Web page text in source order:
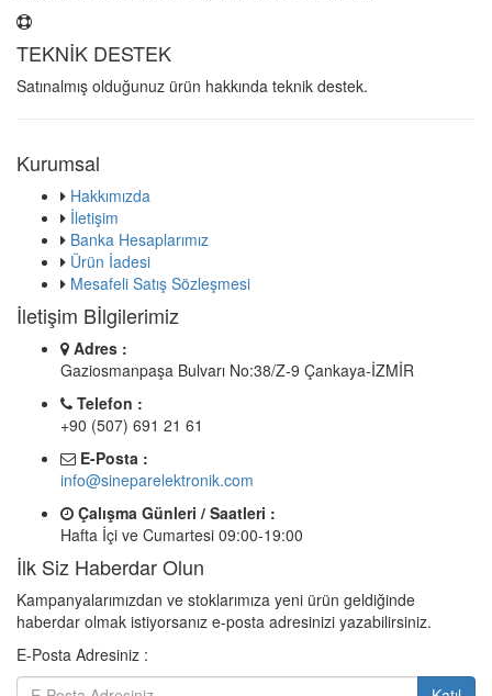
TEKNİK DESTEK
Satınalmış olduğunuz ürün hakkında teknik destek.
Kurumsal
Hakkımızda
İletişim
Banka Hesaplarımız
Ürün İadesi
Mesafeli Satış Sözleşmesi
İletişim Bİlgilerimiz
Adres :
Gaziosmanpaşa Bulvarı No:38/Z-9 Çankaya-İZMİR
Telefon :
+90 (507) 691 21 61
E-Posta :
info@sineparelektronik.com
Çalışma Günleri / Saatleri :
Hafta İçi ve Cumartesi 09:00-19:00
İlk Siz Haberdar Olun
Kampanyalarımızdan ve stoklarımıza yeni ürün geldiğinde
haberdar olmak istiyorsanız e-posta adresinizi yazabilirsiniz.
E-Posta Adresiniz :